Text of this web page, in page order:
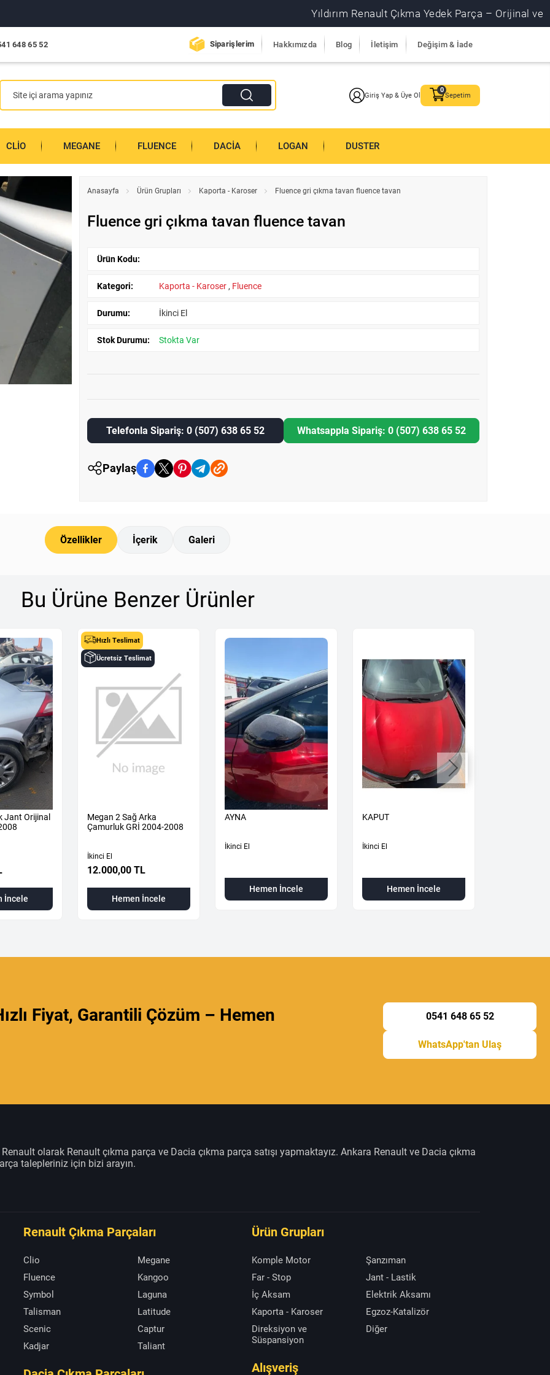
Yıldırım Renault Çıkma Yedek Parça – Orijinal ve
648 65 52 Siparişlerim Hakkımızda Blog İletişim Değişim & İade
Giriş Yap & Üye Ol Sepetim
CLIO MEGANE FLUENCE DACIA LOGAN DUSTER
Anasayfa Ürün Grupları Kaporta - Karoser Fluence gri çıkma tavan fluence tavan
Fluence gri çıkma tavan fluence tavan
Ürün Kodu:
Kategori: Kaporta - Karoser , Fluence
Durumu: İkinci El
Stok Durumu: Stokta Var
Telefonla Sipariş: 0 (507) 638 65 52 Whatsappla Sipariş: 0 (507) 638 65 52
Paylaş
Özellikler İçerik Galeri
Bu Ürüne Benzer Ürünler
Jant Orijinal
İncele
Hızlı Teslimat
Ücretsiz Teslimat
Megan 2 Sağ Arka
Çamurluk GRİ 2004-2008
İkinci El
12.000,00 TL
Hemen İncele
AYNA
İkinci El
Hemen İncele
KAPUT
İkinci El
Hemen İncele
Fiyat, Garantili Çözüm – Hemen
0541 648 65 52
WhatsApp'tan Ulaş
Renault olarak Renault çıkma parça ve Dacia çıkma parça satışı yapmaktayız. Ankara Renault ve Dacia çıkma
talepleriniz için bizi arayın.
Renault Çıkma Parçaları
Clio
Megane
Fluence
Kangoo
Symbol
Laguna
Talisman
Latitude
Scenic
Captur
Kadjar
Taliant
Ürün Grupları
Komple Motor
Şanzıman
Far - Stop
Jant - Lastik
İç Aksam
Elektrik Aksamı
Kaporta - Karoser
Egzoz-Katalizör
Direksiyon ve
Süspansiyon
Diğer
Alışveriş